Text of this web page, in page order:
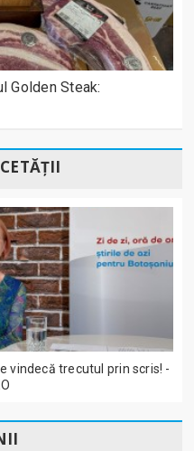
Golden Steak:
vindecă trecutul prin scris! -